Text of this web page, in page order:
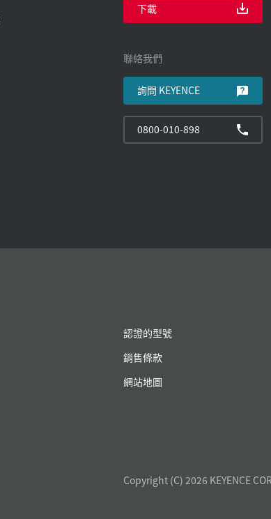
下載
聯絡我們
詢問 KEYENCE
0800-010-898
認證的型號
銷售條款
網站地圖
Copyright (C) 2026 KEYENCE